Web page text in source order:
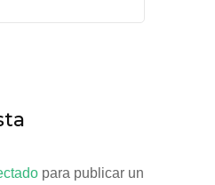
para publicar un